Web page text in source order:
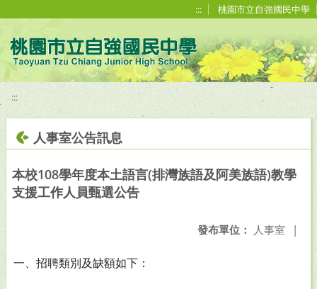
::: 桃園市立自強國民中學
:::
人事室公告訊息
本校108學年度本土語言(排灣族語及阿美族語)教學
支援工作人員甄選公告
發布單位： 人事室 |
一、招聘類別及缺額如下：